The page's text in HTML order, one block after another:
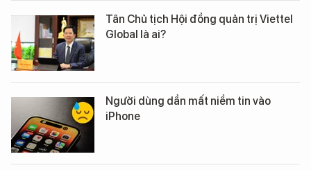
Tân Chủ tịch Hội đồng quản trị Viettel
Global là ai?
Người dùng dần mất niềm tin vào
iPhone